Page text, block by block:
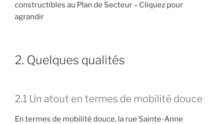
constructibles au Plan de Secteur – Cliquez pour
agrandir
2. Quelques qualités
2.1 Un atout en termes de mobilité douce
En termes de mobilité douce, la rue Sainte-Anne